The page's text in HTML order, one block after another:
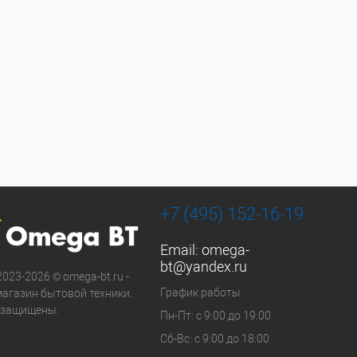
2026 © omega-bt.ru -
бытовой техники.
+7 (495) 152-16-19
Email: omega-
bt@yandex.ru
График работы
Пн-Пт: с 9:00 до 19:00
Сб-Вс: с 9:00 до 18:00